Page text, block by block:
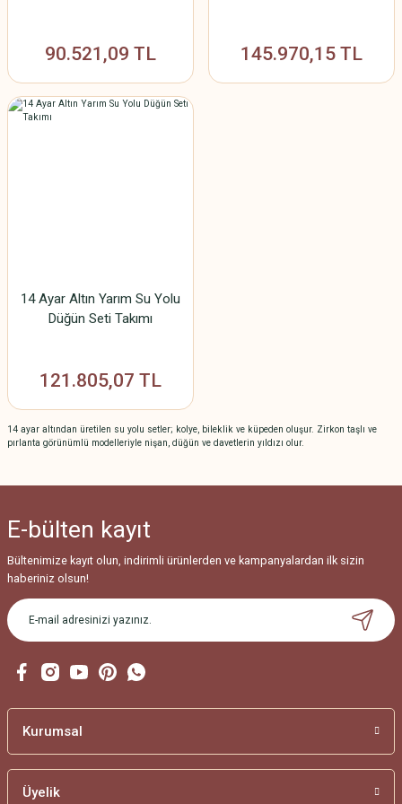
90.521,09 TL 145.970,15 TL
14 Ayar Altın Yarım Su Yolu
Düğün Seti Takımı
121.805,07 TL
14 ayar altından üretilen su yolu setler; kolye, bileklik ve küpeden oluşur. Zirkon taşlı ve
pırlanta görünümlü modelleriyle nişan, düğün ve davetlerin yıldızı olur.
E-bülten kayıt
Bültenimize kayıt olun, indirimli ürünlerden ve kampanyalardan ilk sizin
haberiniz olsun!
Kurumsal
Üyelik